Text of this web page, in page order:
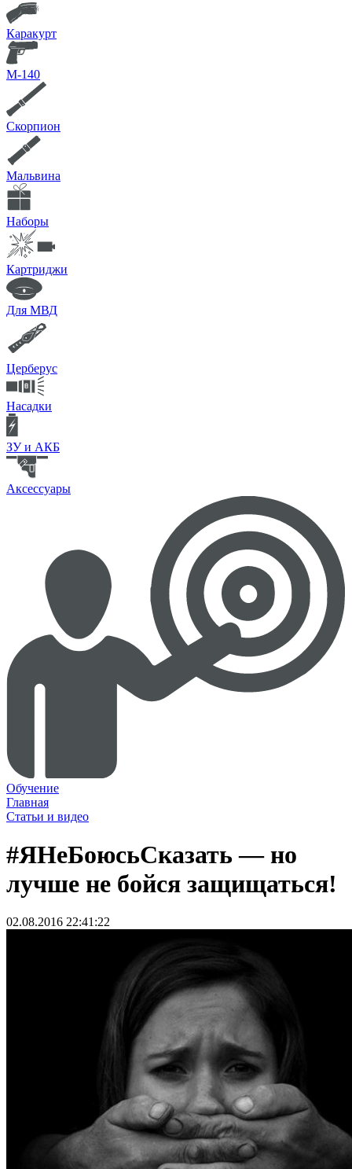
Каракурт
М-140
Скорпион
Мальвина
Наборы
Картриджи
Для МВД
Церберус
Насадки
ЗУ и АКБ
Аксессуары
Обучение
Главная
Статьи и видео
#ЯНеБоюсьСказать — но
лучше не бойся защищаться!
02.08.2016 22:41:22